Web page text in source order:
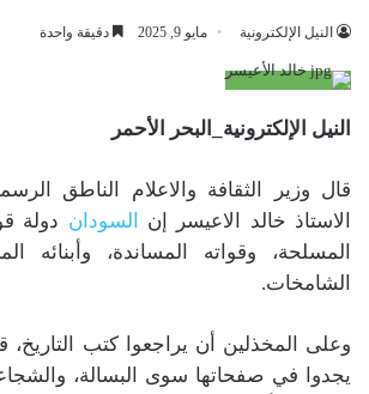
النيل الإلكترونية مايو 9, 2025 دقيقة واحدة
النيل الإلكترونية_البحر الأحمر
قال وزير الثقافة والاعلام الناطق
الاستاذ خالد الاعيسر إن
السودان دولة
المسلحة، وقواته المساندة، وأبنائه
الشامخات.
‏وعلى المخذلين أن يراجعوا كتب التاريخ،
يجدوا في صفحاتها سوى البسالة،